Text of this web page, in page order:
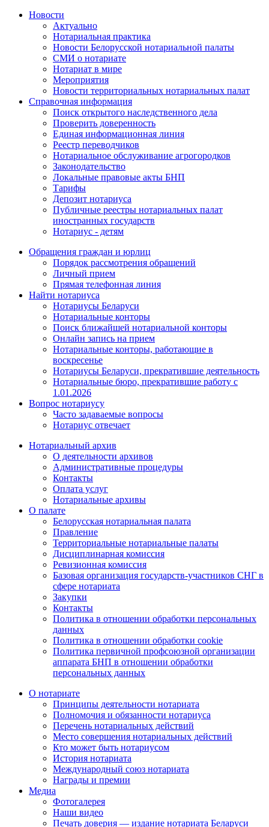
Новости
Актуально
Нотариальная практика
Новости Белорусской нотариальной палаты
СМИ о нотариате
Нотариат в мире
Мероприятия
Новости территориальных нотариальных палат
Справочная информация
Поиск открытого наследственного дела
Проверить доверенность
Единая информационная линия
Реестр переводчиков
Нотариальное обслуживание агрогородков
Законодательство
Локальные правовые акты БНП
Тарифы
Депозит нотариуса
Публичные реестры нотариальных палат
иностранных государств
Нотариус - детям
Обращения граждан и юрлиц
Порядок рассмотрения обращений
Личный прием
Прямая телефонная линия
Найти нотариуса
Нотариусы Беларуси
Нотариальные конторы
Поиск ближайшей нотариальной конторы
Онлайн запись на прием
Нотариальные конторы, работающие в
воскресенье
Нотариусы Беларуси, прекратившие деятельность
Нотариальные бюро, прекратившие работу с
1.01.2026
Вопрос нотариусу
Часто задаваемые вопросы
Нотариус отвечает
Нотариальный архив
О деятельности архивов
Административные процедуры
Контакты
Оплата услуг
Нотариальные архивы
О палате
Белорусская нотариальная палата
Правление
Территориальные нотариальные палаты
Дисциплинарная комиссия
Ревизионная комиссия
Базовая организация государств-участников СНГ в
сфере нотариата
Закупки
Контакты
Политика в отношении обработки персональных
данных
Политика в отношении обработки cookie
Политика первичной профсоюзной организации
аппарата БНП в отношении обработки
персональных данных
О нотариате
Принципы деятельности нотариата
Полномочия и обязанности нотариуса
Перечень нотариальных действий
Место совершения нотариальных действий
Кто может быть нотариусом
История нотариата
Международный союз нотариата
Награды и премии
Медиа
Фотогалерея
Наши видео
Печать доверия — издание нотариата Беларуси